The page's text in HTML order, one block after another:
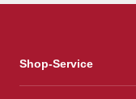
Shop-Service